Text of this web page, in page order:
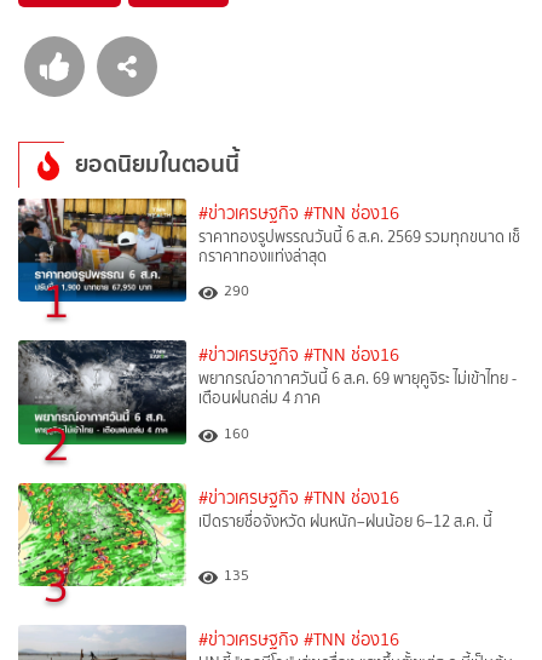
ยอดนิยมในตอนนี้
1
#ข่าวเศรษฐกิจ #TNN ช่อง16
ราคาทองรูปพรรณวันนี้ 6 ส.ค. 2569 รวมทุกขนาด เช็
กราคาทองแท่งล่าสุด
290
2
#ข่าวเศรษฐกิจ #TNN ช่อง16
พยากรณ์อากาศวันนี้ 6 ส.ค. 69 พายุคูจิระ ไม่เข้าไทย -
เตือนฝนถล่ม 4 ภาค
160
3
#ข่าวเศรษฐกิจ #TNN ช่อง16
เปิดรายชื่อจังหวัด ฝนหนัก–ฝนน้อย 6–12 ส.ค. นี้
135
#ข่าวเศรษฐกิจ #TNN ช่อง16